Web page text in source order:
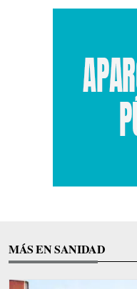
MÁS EN SANIDAD